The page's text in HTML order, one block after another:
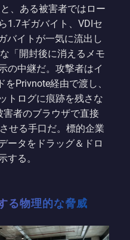
、ある被害者ではロー
1.7ギガバイト、VDIセ
バイトが一気に流出し
「開封後に消えるメモ
の中継だ。攻撃者はイ
Privnote経由で渡し、
トログに痕跡を残さな
者のブラウザで直接
せる手口だ。標的企業
ータをドラッグ＆ドロ
する。
る物理的な脅威